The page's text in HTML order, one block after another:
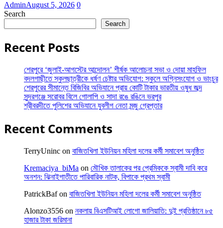
AdminAugust 5, 2026 0
Search
Search
Recent Posts
শেরপুরে ‘জুলাই-আগস্টের আন্দোলন’ শীর্ষক আলোচনা সভা ও দোয়া মাহফিল
বদলগাছীতে স্কুলছাত্রীকে ধর্ষণ চেষ্টার অভিযোগ: স্কুলে অগ্নিসংযোগ ও ভাংচুর
শেরপুরের সীমান্তে বিজিবির অভিযানে প্রায় কোটি টাকার ভারতীয় ওষুধ জব্দ
সুন্দরগঞ্জে সরোবর বিলে গোলাপি ও সাদা রঙে রঙিনে ভরপুর
শ্রীবরদীতে পুলিশের অভিযানে যুবলীগ নেতা মন্জু গ্রেপ্তার
Recent Comments
TerryUninc on বাজিতখিলা ইউনিয়ন মহিলা দলের কর্মী সমাবেশ অনুষ্ঠিত
Kremaciya_biMa on মৌখিক তালাকের পর প্রেমিককে স্বামী দাবি করে
অনশন: ঝিনাইগাতীতে পারিবারিক নাটক, বিপাকে প্রথম স্বামী
PatrickBafon বাজিতখিলা ইউনিয়ন মহিলা দলের কর্মী সমাবেশ অনুষ্ঠিত
Alonzo3556 on নকলায় বিএসটিআই লোগো জালিয়াতি: দুই প্রতিষ্ঠানে ৮৫
হাজার টাকা জরিমানা